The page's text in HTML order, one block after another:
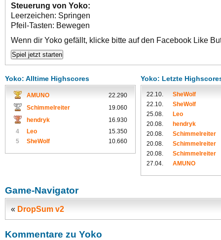
Steuerung von Yoko:
Leerzeichen: Springen
Pfeil-Tasten: Bewegen
Wenn dir Yoko gefällt, klicke bitte auf den Facebook Like
Yoko: Alltime Highscores
AMUNO
22.290
Schimmelreiter
19.060
hendryk
16.930
4
Leo
15.350
5
SheWolf 10.660
Yoko: Letzte
22.10.
SheWolf
22.10.
SheWolf
25.08.
Leo
20.08.
hendryk
20.08.
Schimmelreiter
20.08.
Schimmelreiter
20.08.
Schimmelreiter
27.04.
AMUNO
Game-Navigator
« DropSum v2
Kommentare zu Yoko